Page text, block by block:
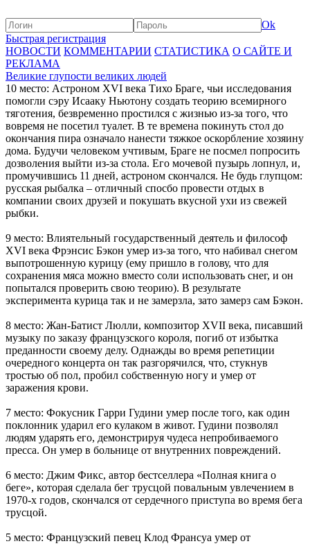
Ok
Быстрая регистрация
НОВОСТИ КОММЕНТАРИИ СТАТИСТИКА О САЙТЕ И
РЕКЛАМА
Великие глупости великих людей
10 место: Астроном XVI века Тихо Браге, чьи исследования
помогли сэру Исааку Ньютону создать теорию всемирного
тяготения, безвременно простился с жизнью из-за того, что
вовремя не посетил туалет. В те времена покинуть стол до
окончания пира означало нанести тяжкое оскорбление хозяину
дома. Будучи человеком учтивым, Браге не посмел попросить
дозволения выйти из-за стола. Его мочевой пузырь лопнул, и,
промучившись 11 дней, астроном скончался. Не будь глупцом:
русская рыбалка – отличный спосбо провести отдых в
компании своих друзей и покушать вкусной ухи из свежей
рыбки.
9 место: Влиятельный государственный деятель и философ
XVI века Фрэнсис Бэкон умер из-за того, что набивал снегом
выпотрошенную курицу (ему пришло в голову, что для
сохранения мяса можно вместо соли использовать снег, и он
попытался проверить свою теорию). В результате
эксперимента курица так и не замерзла, зато замерз сам Бэкон.
8 место: Жан-Батист Люлли, композитор XVII века, писавший
музыку по заказу французского короля, погиб от избытка
преданности своему делу. Однажды во время репетиции
очередного концерта он так разгорячился, что, стукнув
тростью об пол, пробил собственную ногу и умер от
заражения крови.
7 место: Фокусник Гарри Гудини умер после того, как один
поклонник ударил его кулаком в живот. Гудини позволял
людям ударять его, демонстрируя чудеса непробиваемого
пресса. Он умер в больнице от внутренних повреждений.
6 место: Джим Фикс, автор бестселлера «Полная книга о
беге», которая сделала бег трусцой повальным увлечением в
1970-х годов, скончался от сердечного приступа во время бега
трусцой.
5 место: Французский певец Клод Франсуа умер от